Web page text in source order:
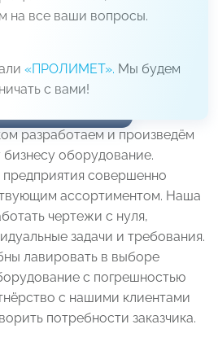
на все ваши вопросы.
«ПРОЛИМЕТ». Мы будем
с вами!
разработаем и произведём
оборудование.
совершенно
ассортиментом. Наша
чертежи с нуля,
задачи и требования.
лавировать в выборе
с погрешностью
с нашими клиентами
потребности заказчика.